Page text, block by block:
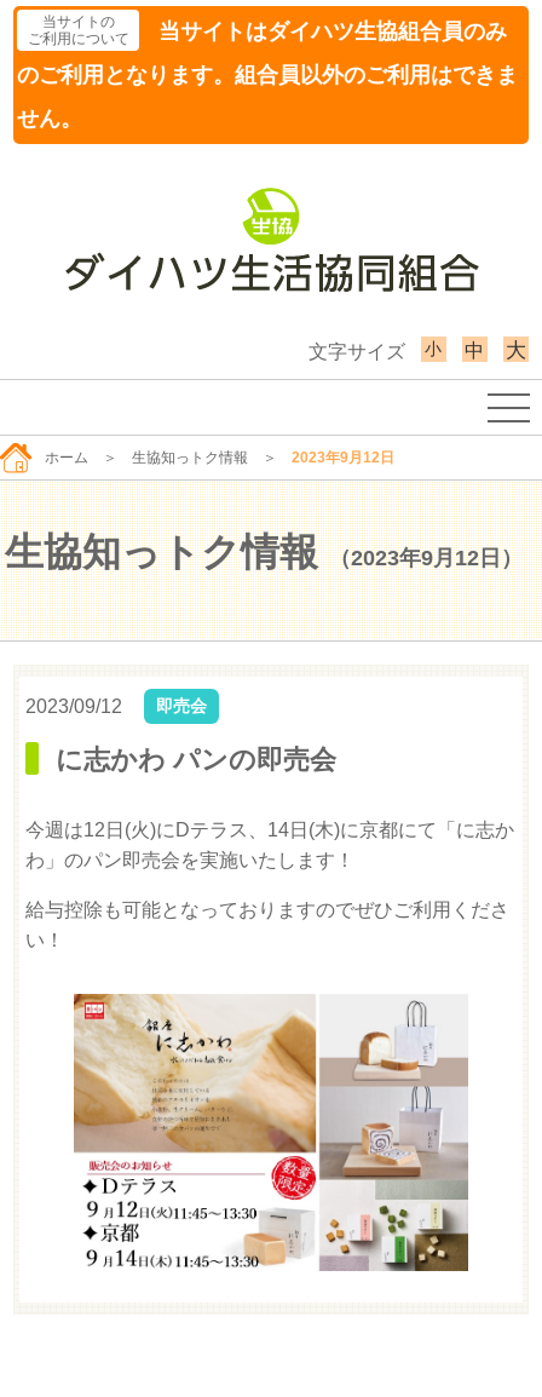
当サイトの
ご利用について
当サイトはダイハツ生協組合員のみ
のご利用となります。組合員以外のご利用はできま
せん。
文字サイズ 小 中 大
ホーム ＞ 生協知っトク情報 ＞ 2023年9月12日
生協知っトク情報 （2023年9月12日）
2023/09/12 即売会
に志かわ パンの即売会
今週は12日(火)にDテラス、14日(木)に京都にて「に志か
わ」のパン即売会を実施いたします！
給与控除も可能となっておりますのでぜひご利用くださ
い！